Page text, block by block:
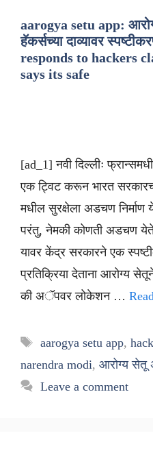
aarogya setu app:
हॅकर्सच्या दाव्यावर
responds to hackers
says its safe
[ad_1] नवी दिल्लीः
एक ट्विट करून भारत
मधील सुरक्षेला अडचण निर्माण
परंतु, नेमकी कोणती अडचण
यावर केंद्र सरकारने एक
प्रतिक्रिया देताना आरोग्य
की अॅपवर लोकेशन …
Tags
aarogya setu app,
narendra modi, आरोग्य
Leave a comment